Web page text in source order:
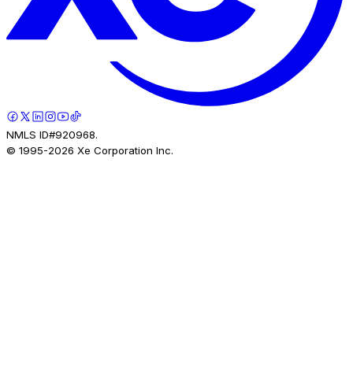
NMLS ID#920968.
© 1995-2026 Xe Corporation Inc.